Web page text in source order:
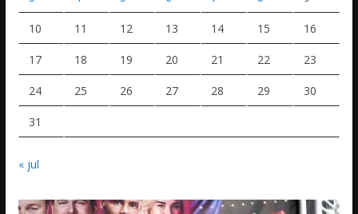
10 11 12 13 14 15 16
17 18 19 20 21 22 23
24 25 26 27 28 29 30
31
« jul